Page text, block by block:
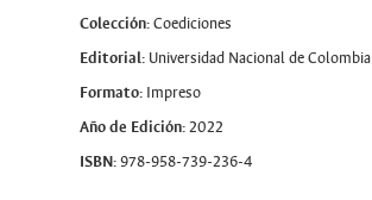
Colección:Coediciones
Editorial:Universidad Nacional de Colombia
Formato:Impreso
Año de Edición:2022
ISBN:978-958-739-236-4